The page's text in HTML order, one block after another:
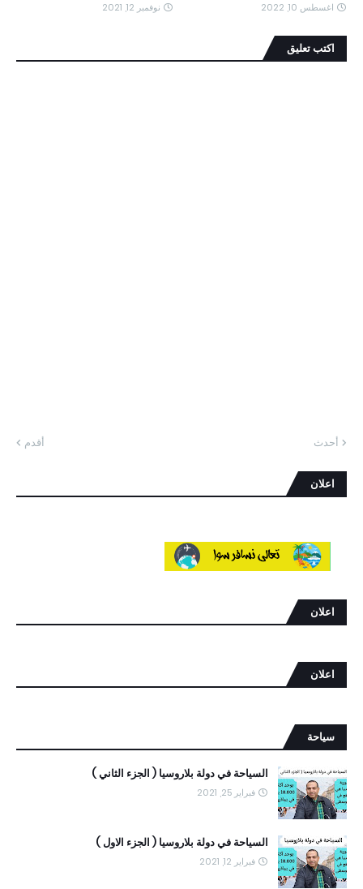
اغسطس 10, 2022 نوفمبر 12, 2021
اكتب تعليق
أحدث أقدم
اعلان
اعلان
اعلان
سياحة
السياحة في دولة بلاروسيا ( الجزء الثاني )
فبراير 25, 2021
السياحة في دولة بلاروسيا ( الجزء الاول )
فبراير 12, 2021